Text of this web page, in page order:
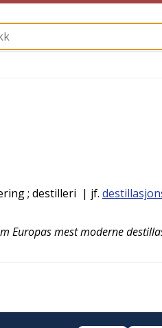
; destilleri | jf.
Europas mest moderne